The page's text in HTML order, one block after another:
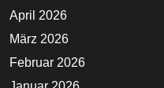
April 2026
März 2026
Februar 2026